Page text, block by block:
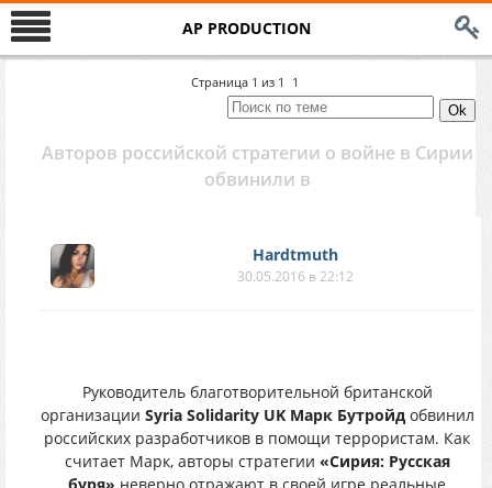
AP PRODUCTION
Страница 1 из 1 1
Авторов российской стратегии о войне в Сирии
обвинили в
Hardtmuth
30.05.2016 в 22:12
Руководитель благотворительной британской
организации Syria Solidarity UK Марк Бутройдобвинил
российских разработчиков в помощи террористам. Как
считает Марк, авторы стратегии «Сирия: Русская